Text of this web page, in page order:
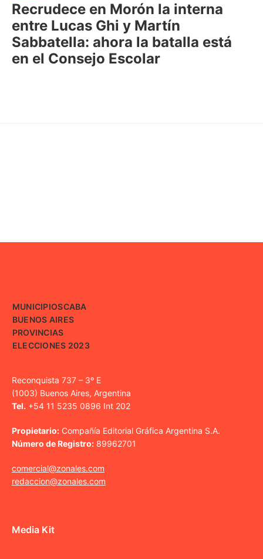
Recrudece en Morón la interna
entre Lucas Ghi y Martín
Sabbatella: ahora la batalla está
en el Consejo Escolar
MUNICIPIOSCABA
BUENOS AIRES
PROVINCIAS
ELECCIONES 2023
Reconquista 737 – 3º E
(1003) Buenos Aires, Argentina
Tel. +54 11 5235 0896 Int 202
Propietario: Compañía Editorial Gráfica Argentina S.A.
Número de Registro: 89962701
comercial@zonales.com
redaccion@zonales.com
Media Kit